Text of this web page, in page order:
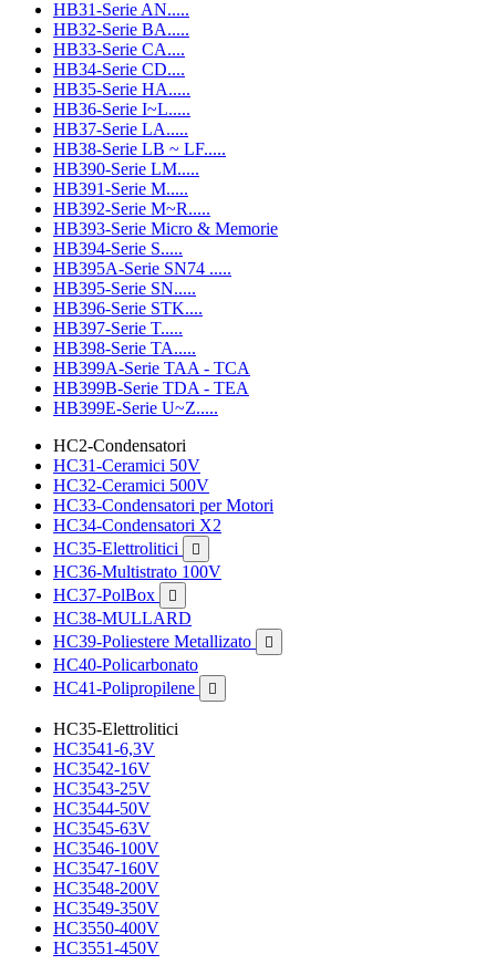
HB31-Serie AN.....
HB32-Serie BA.....
HB33-Serie CA....
HB34-Serie CD....
HB35-Serie HA.....
HB36-Serie I~L.....
HB37-Serie LA.....
HB38-Serie LB ~ LF.....
HB390-Serie LM.....
HB391-Serie M.....
HB392-Serie M~R.....
HB393-Serie Micro & Memorie
HB394-Serie S.....
HB395A-Serie SN74 .....
HB395-Serie SN.....
HB396-Serie STK....
HB397-Serie T.....
HB398-Serie TA.....
HB399A-Serie TAA - TCA
HB399B-Serie TDA - TEA
HB399E-Serie U~Z.....
HC2-Condensatori
HC31-Ceramici 50V
HC32-Ceramici 500V
HC33-Condensatori per Motori
HC34-Condensatori X2
HC35-Elettrolitici

HC36-Multistrato 100V
HC37-PolBox

HC38-MULLARD
HC39-Poliestere Metallizato

HC40-Policarbonato
HC41-Polipropilene

HC35-Elettrolitici
HC3541-6,3V
HC3542-16V
HC3543-25V
HC3544-50V
HC3545-63V
HC3546-100V
HC3547-160V
HC3548-200V
HC3549-350V
HC3550-400V
HC3551-450V